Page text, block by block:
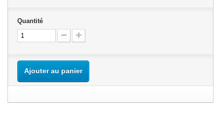
Quantité
Ajouter au panier